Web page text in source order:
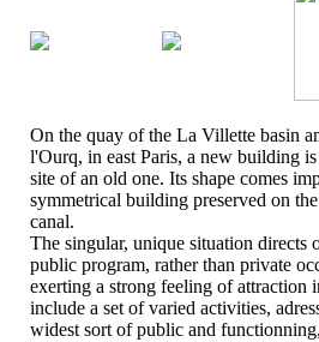
On the quay of the La Villette basin
l'Ourq, in east Paris, a new building
site of an old one. Its shape comes
symmetrical building preserved on
canal.
The singular, unique situation directs
public program, rather than private
exerting a strong feeling of attraction
include a set of varied activities,
widest sort of public and